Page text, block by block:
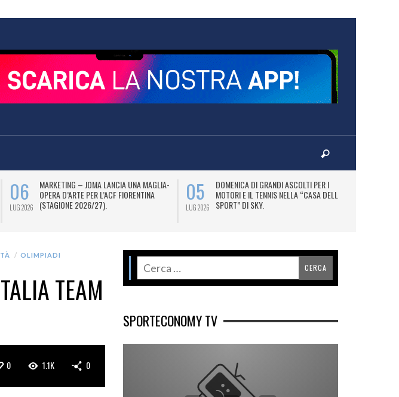
06
LUG 2026
MARKETING – JOMA LANCIA UNA MAGLIA-
OPERA D’ARTE PER L’ACF FIORENTINA
(STAGIONE 2026/27).
05
LUG 2026
DOMENICA DI GRANDI ASCOLTI PER I
MOTORI E IL TENNIS NELLA “CASA DELLO
SPORT” DI SKY.
OLIMPIADI
TEAM
0 1.1K 0
SPORTECONOMY TV